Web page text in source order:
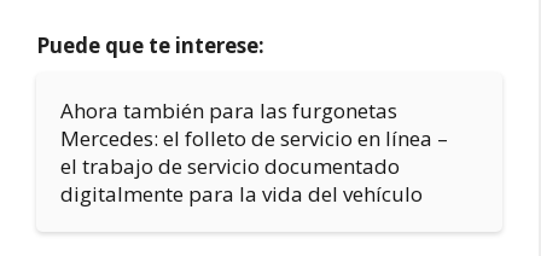
Puede que te interese:
Ahora también para las furgonetas
Mercedes: el folleto de servicio en línea –
el trabajo de servicio documentado
digitalmente para la vida del vehículo